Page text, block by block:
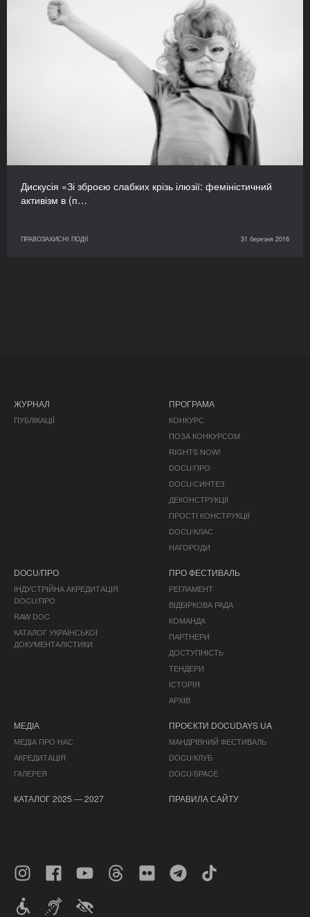
Дискусія «Зі зброєю слабких крізь ілюзії: феміністичний
активізм в (п…
ПРАВОЗАХИСНІ ПОДІЇ 31 березня 2016
ЖУРНАЛ
ПУБЛІКАЦІЇ
ПРОГРАМА
КОНКУРС
ПОЗА КОНКУРСОМ
RIGHTS NOW!
DOCU/ПРО
DOCU/СИНТЕЗ
ДЕКОНСТРУКЦІЇ
ПРОСТІ КОНСТРУКЦІЇ
DOCU/КЛАС
НАГОРОДИ
DOCU/ПРО
ІНДУСТРІЙНА АКРЕДИТАЦІЯ
DOCU/ПРО
RAW DOC
КАТАЛОГ УКРАЇНСЬКОЇ
ДОКУМЕНТАЛІСТИКИ
ПРО ФЕСТИВАЛЬ
РЕГЛАМЕНТ
ВІДБІРКОВА РАДА
КОМАНДА
ПАРТНЕРИ
ДОСТУПНІСТЬ
ТЕНДЕРИ
ІСТОРІЯ
АРХІВ
МЕДІА
МЕДІА ПРО НАС
АКРЕДИТАЦІЯ
ГАЛЕРЕЯ
ПРОЄКТИ DOCUDAYS UA
МАНДРІВНИЙ ФЕСТИВАЛЬ
DOCU/КЛУБ
DOCU/SPACE
КАТАЛОГ 2025 — 2027 ПРАВИЛА САЙТУ